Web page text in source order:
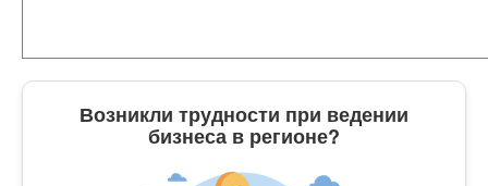
Возникли трудности при ведении
бизнеса в регионе?